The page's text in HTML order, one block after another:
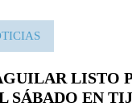
LISTO
SÁBADO EN